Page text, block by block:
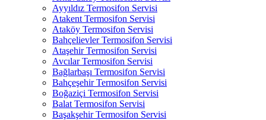
Ayyıldız Termosifon Servisi
Atakent Termosifon Servisi
Ataköy Termosifon Servisi
Bahçelievler Termosifon Servisi
Ataşehir Termosifon Servisi
Avcılar Termosifon Servisi
Bağlarbaşı Termosifon Servisi
Bahçeşehir Termosifon Servisi
Boğaziçi Termosifon Servisi
Balat Termosifon Servisi
Başakşehir Termosifon Servisi